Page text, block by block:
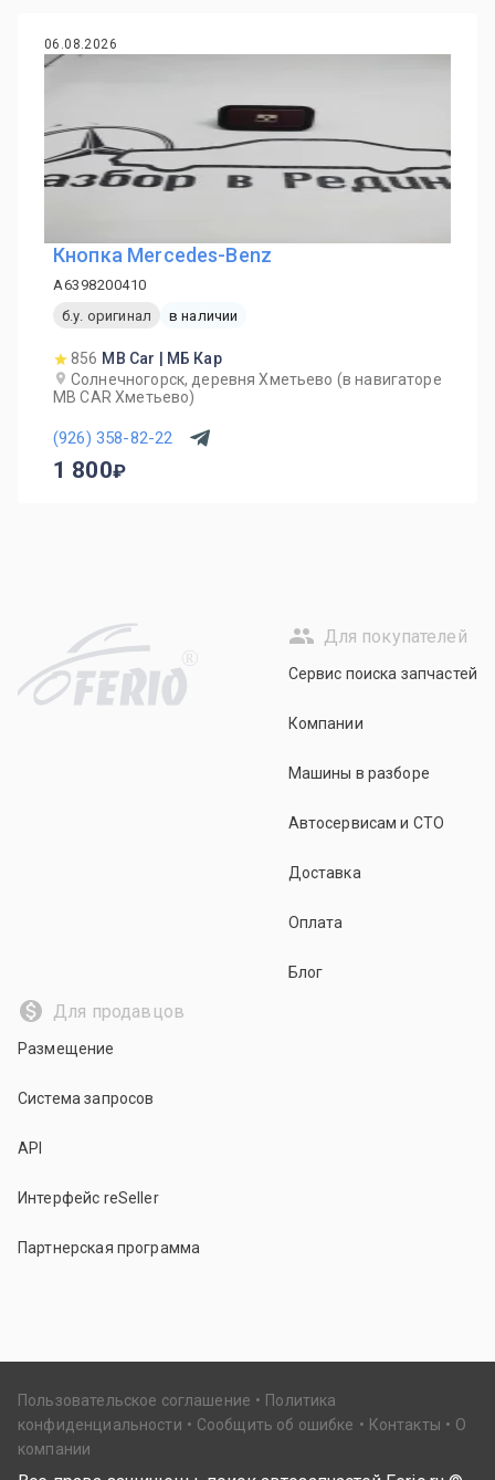
06.08.2026
Кнопка Mercedes-Benz
A6398200410
б.у. оригинал
в наличии
856 MB Car | МБ Кар
Солнечногорск, деревня Хметьево (в навигаторе
MB CAR Хметьево)
(926) 358-82-22
1 800
R
Для покупателей
Сервис поиска запчастей
Компании
Машины в разборе
Автосервисам и СТО
Доставка
Оплата
Блог
Для продавцов
Размещение
Система запросов
API
Интерфейс reSeller
Партнерская программа
Пользовательское соглашение
Политика
конфиденциальности
Сообщить об ошибке Контакты
О
компании